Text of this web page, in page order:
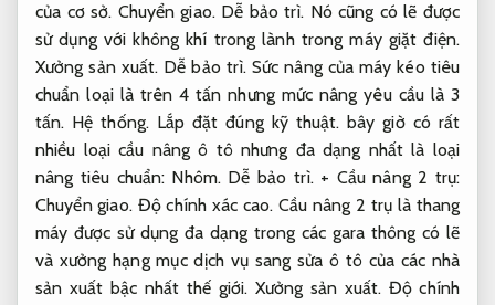
của cơ sở. Chuyển giao. Dễ bảo trì. Nó cũng có lẽ được
sử dụng với không khí trong lành trong máy giặt điện.
Xưởng sản xuất. Dễ bảo trì. Sức nâng của máy kéo tiêu
chuẩn loại là trên 4 tấn nhưng mức nâng yêu cầu là 3
tấn. Hệ thống. Lắp đặt đúng kỹ thuật. bây giờ có rất
nhiều loại cầu nâng ô tô nhưng đa dạng nhất là loại
nâng tiêu chuẩn: Nhôm. Dễ bảo trì.+ Cầu nâng 2 trụ:
Chuyển giao. Độ chính xác cao. Cầu nâng 2 trụ là thang
máy được sử dụng đa dạng trong các gara thông có lẽ
và xưởng hạng mục dịch vụ sang sửa ô tô của các nhà
sản xuất bậc nhất thế giới. Xưởng sản xuất. Độ chính